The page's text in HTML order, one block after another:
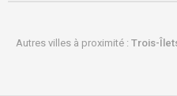
Autres villes à proximité : Trois-